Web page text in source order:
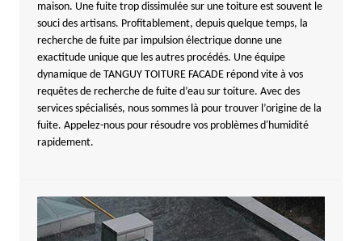
maison. Une fuite trop dissimulée sur une toiture est souvent le
souci des artisans. Profitablement, depuis quelque temps, la
recherche de fuite par impulsion électrique donne une
exactitude unique que les autres procédés. Une équipe
dynamique de TANGUY TOITURE FACADE répond vite à vos
requêtes de recherche de fuite d’eau sur toiture. Avec des
services spécialisés, nous sommes là pour trouver l’origine de la
fuite. Appelez-nous pour résoudre vos problèmes d'humidité
rapidement.